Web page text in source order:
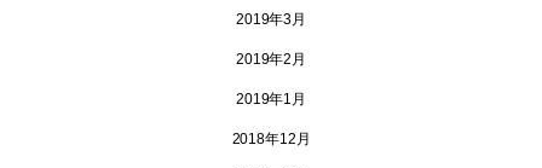
2019年3月
2019年2月
2019年1月
2018年12月